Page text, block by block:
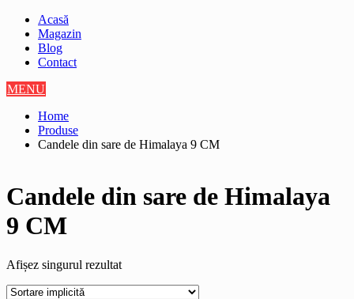
Acasă
Magazin
Blog
Contact
MENU
Home
Produse
Candele din sare de Himalaya 9 CM
Candele din sare de Himalaya
9 CM
Afișez singurul rezultat